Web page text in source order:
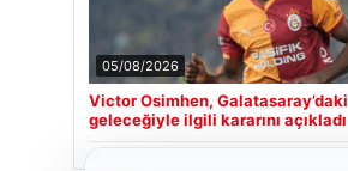
05/08/2026
Victor Osimhen, Galatasaray’daki
geleceğiyle ilgili kararını açıkladı